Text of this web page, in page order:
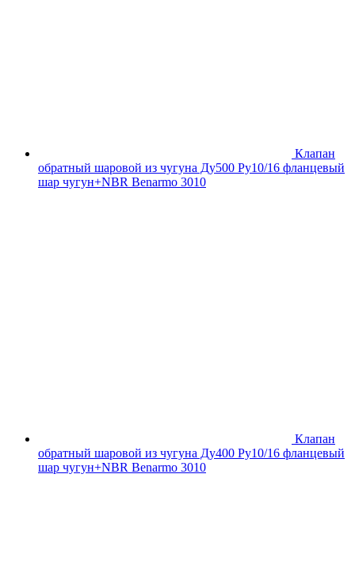
Клапан
обратный шаровой из чугуна Ду500 Ру10/16 фланцевый
шар чугун+NBR Benarmo 3010
Клапан
обратный шаровой из чугуна Ду400 Ру10/16 фланцевый
шар чугун+NBR Benarmo 3010